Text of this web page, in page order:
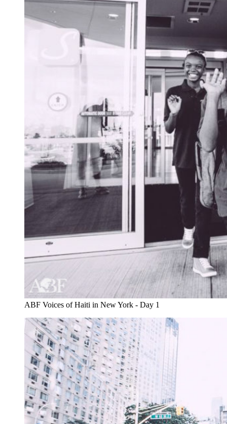
ABF Voices of Haiti in New York - Day 1